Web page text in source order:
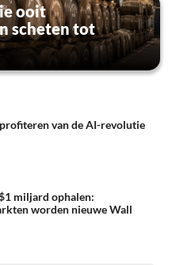
ooit
scheten tot
van de AI-revolutie
miljard ophalen:
worden nieuwe Wall